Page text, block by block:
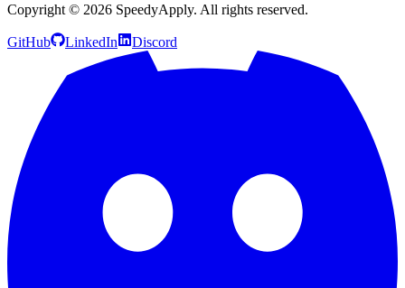
Copyright © 2026 SpeedyApply. All rights reserved.
GitHub LinkedIn Discord